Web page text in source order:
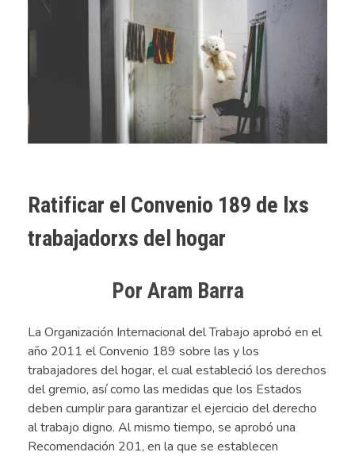
Ratificar el Convenio 189 de lxs
trabajadorxs del hogar
Por Aram Barra
La Organización Internacional del Trabajo aprobó en el
año 2011 el Convenio 189 sobre las y los
trabajadores del hogar, el cual estableció los derechos
del gremio, así como las medidas que los Estados
deben cumplir para garantizar el ejercicio del derecho
al trabajo digno. Al mismo tiempo, se aprobó una
Recomendación 201, en la que se establecen